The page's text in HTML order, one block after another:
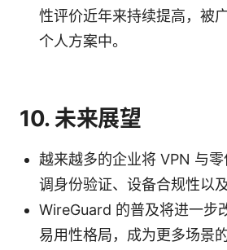
性评价近年来持续提高，被
个人方案中。
10. 未来展望
越来越多的企业将 VPN 与
调身份验证、设备合规性以
WireGuard 的普及将进一步
易用性格局，成为更多场景的